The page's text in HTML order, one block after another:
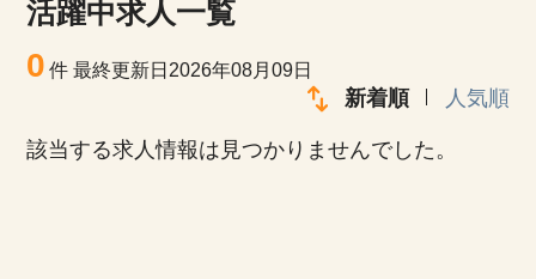
活躍中求人一覧
0 件最終更新日2026年08月09日
新着順 人気順
該当する求人情報は見つかりませんでした。
九州・沖縄